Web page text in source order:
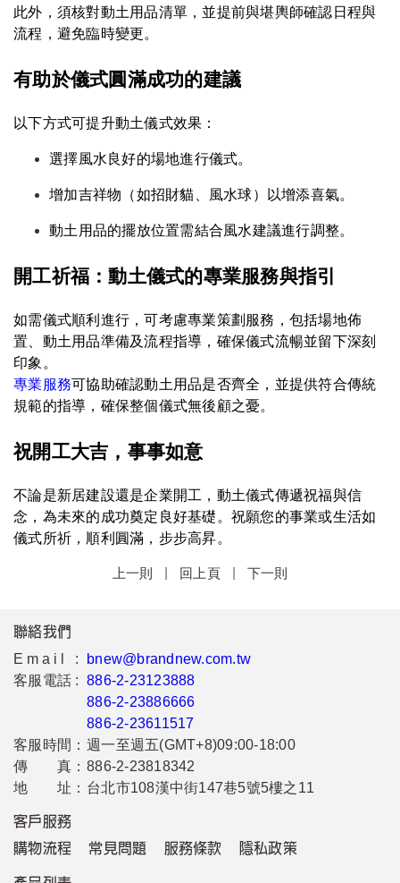
此外，須核對動土用品清單，並提前與堪輿師確認日程與
流程，避免臨時變更。
有助於儀式圓滿成功的建議
以下方式可提升動土儀式效果：
選擇風水良好的場地進行儀式。
增加吉祥物（如招財貓、風水球）以增添喜氣。
動土用品的擺放位置需結合風水建議進行調整。
開工祈福：動土儀式的專業服務與指引
如需儀式順利進行，可考慮專業策劃服務，包括場地佈
置、動土用品準備及流程指導，確保儀式流暢並留下深刻
印象。
專業服務可協助確認動土用品是否齊全，並提供符合傳統
規範的指導，確保整個儀式無後顧之憂。
祝開工大吉，事事如意
不論是新居建設還是企業開工，動土儀式傳遞祝福與信
念，為未來的成功奠定良好基礎。祝願您的事業或生活如
儀式所祈，順利圓滿，步步高昇。
上一則 | 回上頁| 下一則
聯絡我們
Email :
bnew@brandnew.com.tw
客服電話 : 886-2-23123888
886-2-23886666
886-2-23611517
客服時間： 週一至週五(GMT+8)09:00-18:00
傳 真： 886-2-23818342
地 址： 台北市108漢中街147巷5號5樓之11
客戶服務
購物流程
常見問題 服務條款 隱私政策